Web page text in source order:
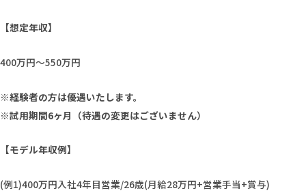
【想定年収】
400万円～550万円
※経験者の方は優遇いたします。
※試⽤期間6ヶ⽉（待遇の変更はございません）
【モデル年収例】
(例1)400万円入社4年目営業/26歳(月給28万円+営業手当+賞与)